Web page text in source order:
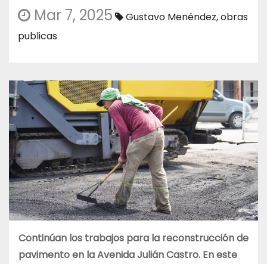
Mar 7, 2025 Gustavo Menéndez,obras
publicas
Continúan los trabajos para la reconstrucción de
pavimento en la Avenida Julián Castro. En este